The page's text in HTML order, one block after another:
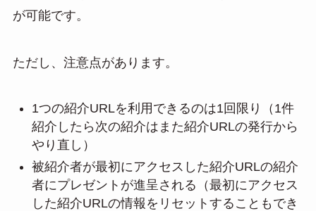
が可能です。
ただし、注意点があります。
1つの紹介URLを利用できるのは1回限り（1件
紹介したら次の紹介はまた紹介URLの発行から
やり直し）
被紹介者が最初にアクセスした紹介URLの紹介
者にプレゼントが進呈される（最初にアクセス
した紹介URLの情報をリセットすることもでき